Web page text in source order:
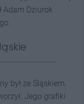
Adam Dziurok
był ze Śląskiem,
Jego grafiki